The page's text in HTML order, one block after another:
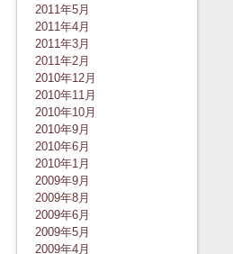
2011年5月
2011年4月
2011年3月
2011年2月
2010年12月
2010年11月
2010年10月
2010年9月
2010年6月
2010年1月
2009年9月
2009年8月
2009年6月
2009年5月
2009年4月